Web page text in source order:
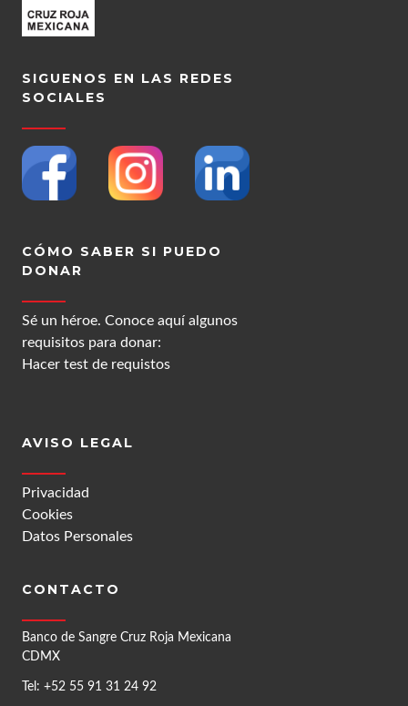
SIGUENOS EN LAS REDES
SOCIALES
CÓMO SABER SI PUEDO
DONAR
Sé un héroe. Conoce aquí algunos
requisitos para donar:
Hacer test de requistos
AVISO LEGAL
Privacidad
Cookies
Datos Personales
CONTACTO
Banco de Sangre Cruz Roja Mexicana
CDMX
Tel: +52 55 91 31 24 92